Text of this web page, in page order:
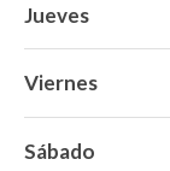
Jueves
Viernes
Sábado